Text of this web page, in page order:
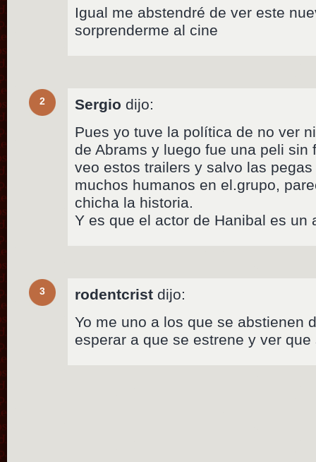
Igual me abstendré de ver este
sorprenderme al cine
2 Sergio dijo:
Pues yo tuve la política de no ver
de Abrams y luego fue una peli sin
veo estos trailers y salvo las
muchos humanos en el.grupo,
chicha la historia.
Y es que el actor de Hanibal es un
3 rodentcrist dijo:
Yo me uno a los que se abstienen
esperar a que se estrene y ver